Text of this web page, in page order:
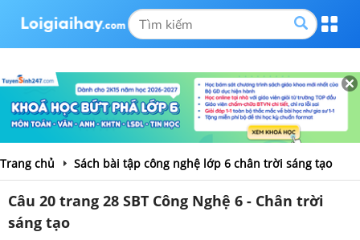
Trang chủ Sách bài tập công nghệ lớp 6 chân trời sáng tạo
Câu 20 trang 28 SBT Công Nghệ 6 - Chân trời
sáng tạo